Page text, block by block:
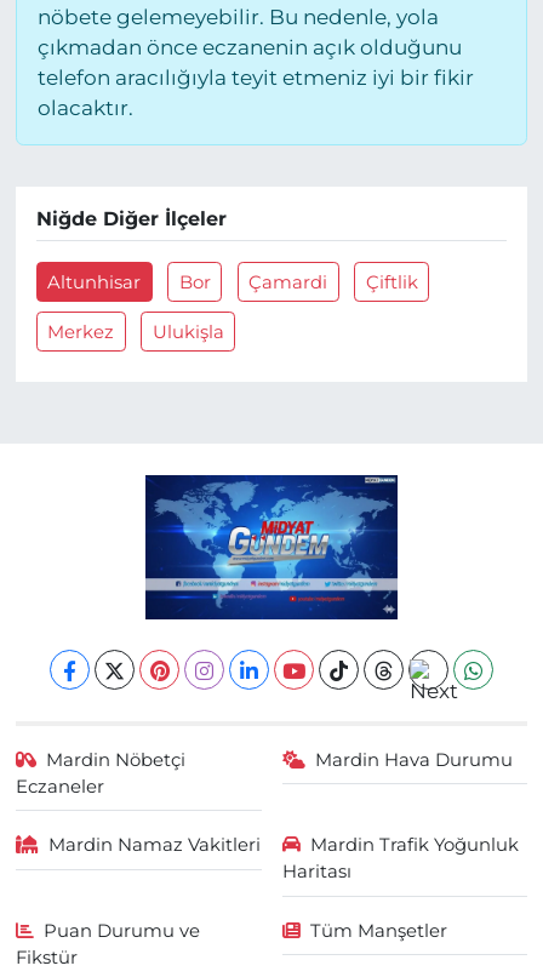
nöbete gelemeyebilir. Bu nedenle, yola
çıkmadan önce eczanenin açık olduğunu
telefon aracılığıyla teyit etmeniz iyi bir fikir
olacaktır.
Niğde Diğer İlçeler
Altunhisar Bor Çamardi Çiftlik
Merkez Ulukişla
Mardin Nöbetçi
Eczaneler
Mardin Hava Durumu
Mardin Namaz Vakitleri
Mardin Trafik Yoğunluk
Haritası
Puan Durumu ve
Fikstür
Tüm Manşetler